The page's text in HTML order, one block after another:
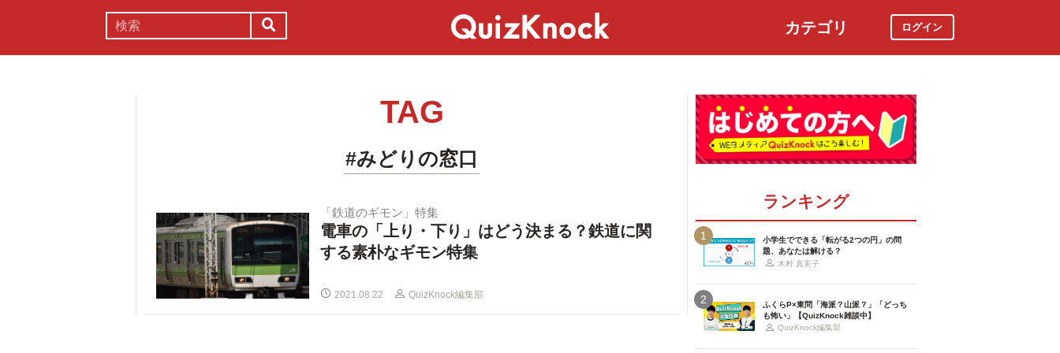
カテゴリ ログイン
TAG
#みどりの窓口
「鉄道のギモン」特集
電車の「上り・下り」はどう決まる？鉄道に関
する素朴なギモン特集
2021.08.22 QuizKnock編集部
ランキング
1
小学生でできる「転がる2つの円」の問
題、あなたは解ける？
木村 真実子
2
ふくらP×東問「海派？山派？」「どっち
も怖い」【QuizKnock雑談中】
QuizKnock編集部